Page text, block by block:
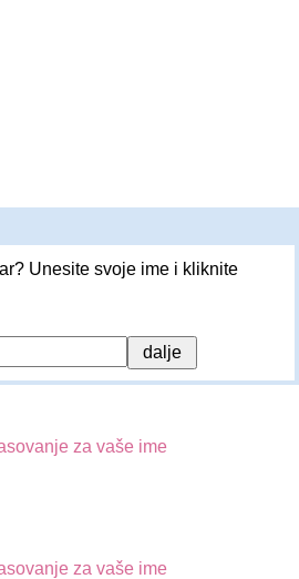
Unesite svoje ime i kliknite
za vaše ime
za vaše ime